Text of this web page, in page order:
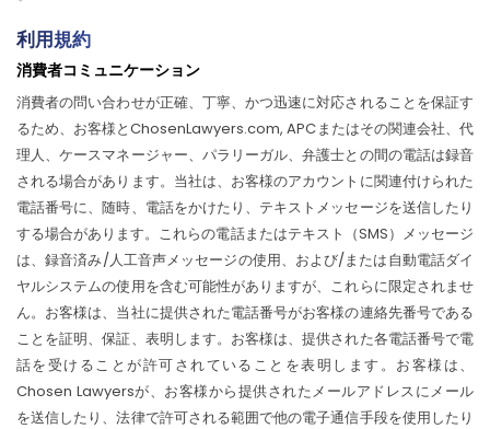
利用規約
消費者コミュニケーション
消費者の問い合わせが正確、丁寧、かつ迅速に対応されることを保証す
るため、お客様とChosenLawyers.com, APCまたはその関連会社、代
理人、ケースマネージャー、パラリーガル、弁護士との間の電話は録音
される場合があります。当社は、お客様のアカウントに関連付けられた
電話番号に、随時、電話をかけたり、テキストメッセージを送信したり
する場合があります。これらの電話またはテキスト（SMS）メッセージ
は、録音済み/人工音声メッセージの使用、および/または自動電話ダイ
ヤルシステムの使用を含む可能性がありますが、これらに限定されませ
ん。お客様は、当社に提供された電話番号がお客様の連絡先番号である
ことを証明、保証、表明します。お客様は、提供された各電話番号で電
話を受けることが許可されていることを表明します。お客様は、
Chosen Lawyersが、お客様から提供されたメールアドレスにメール
を送信したり、法律で許可される範囲で他の電子通信手段を使用したり